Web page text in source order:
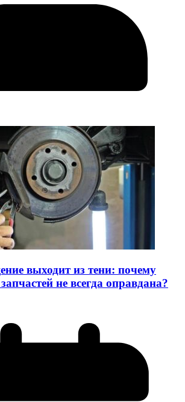
выходит из тени: почему
не всегда оправдана?